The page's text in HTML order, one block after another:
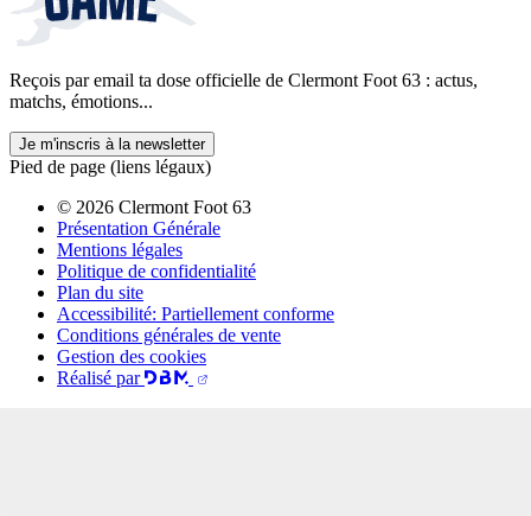
Reçois par email ta dose officielle de Clermont Foot 63 : actus,
matchs, émotions...
Je m'inscris à la newsletter
Pied de page (liens légaux)
© 2026 Clermont Foot 63
Présentation Générale
Mentions légales
Politique de confidentialité
Plan du site
Accessibilité: Partiellement conforme
Conditions générales de vente
Gestion des cookies
Réalisé par